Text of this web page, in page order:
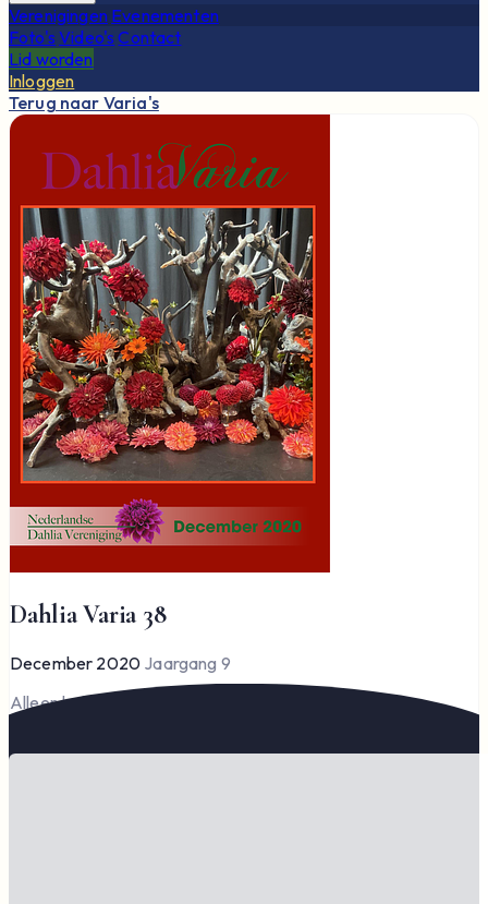
Verenigingen Evenementen
Foto's Video's Contact
Lid worden
Inloggen
Terug naar Varia's
Dahlia Varia 38
December 2020 Jaargang 9
Alleen leden kunnen Dahlia Varia lezen en downloaden.